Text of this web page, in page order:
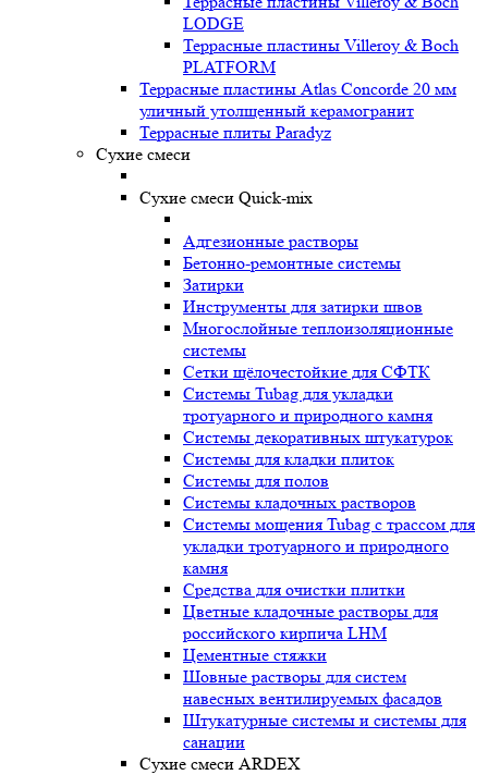
LODGE
Террасные пластины Villeroy & Boch
PLATFORM
Террасные пластины Atlas Concorde 20 мм
уличный утолщенный керамогранит
Террасные плиты Paradyz
Сухие смеси
Сухие смеси Quick-mix
Адгезионные растворы
Бетонно-ремонтные системы
Затирки
Инструменты для затирки швов
Многослойные теплоизоляционные
системы
Сетки щёлочестойкие для СФТК
Системы Tubag для укладки
тротуарного и природного камня
Системы декоративных штукатурок
Системы для кладки плиток
Системы для полов
Системы кладочных растворов
Системы мощения Tubag с трассом для
укладки тротуарного и природного
камня
Средства для очистки плитки
Цветные кладочные растворы для
российского кирпича LHM
Цементные стяжки
Шовные растворы для систем
навесных вентилируемых фасадов
Штукатурные системы и системы для
санации
Сухие смеси ARDEX